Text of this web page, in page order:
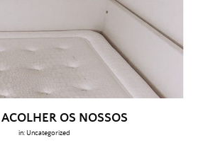
OS NOSSOS
in: Uncategorized